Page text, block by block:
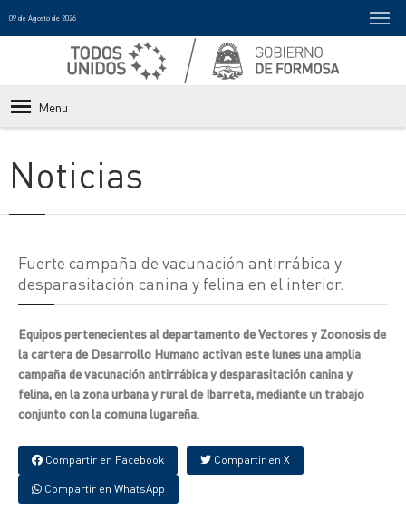
09 de Agosto de 2026
Menu
Noticias
Fuerte campaña de vacunación antirrábica y
desparasitación canina y felina en el interior.
Equipos pertenecientes al departamento de Vectores y Zoonosis de
la cartera de Desarrollo Humano activan este lunes una amplia
campaña de vacunación antirrábica y desparasitación canina y
felina, en la zona urbana y rural de Ibarreta, mediante un trabajo
conjunto con la comuna lugareña.
Compartir en Facebook Compartir en X
Compartir en WhatsApp